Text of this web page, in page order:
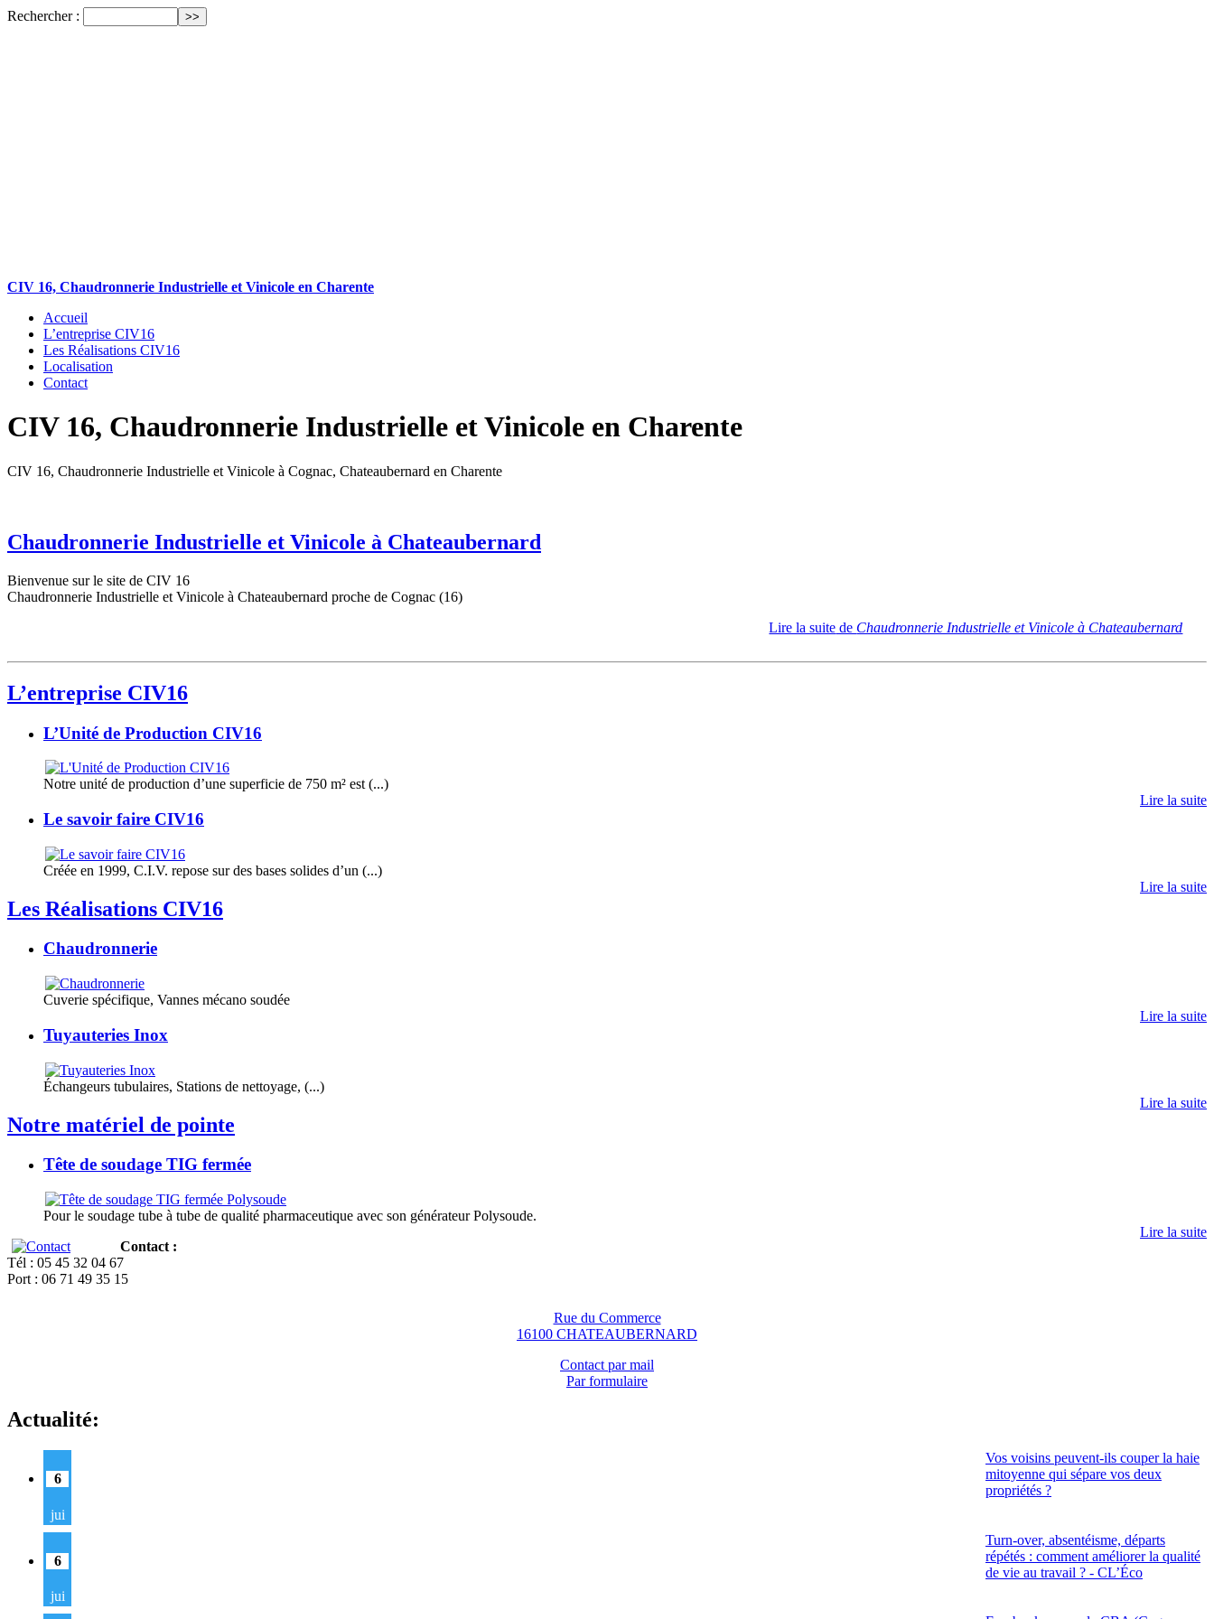
Rechercher :
CIV 16, Chaudronnerie Industrielle et Vinicole en Charente
Accueil
L’entreprise CIV16
Les Réalisations CIV16
Localisation
Contact
CIV 16, Chaudronnerie Industrielle et Vinicole en Charente
CIV 16, Chaudronnerie Industrielle et Vinicole à Cognac, Chateaubernard en Charente
Chaudronnerie Industrielle et Vinicole à Chateaubernard
Bienvenue sur le site de CIV 16
Chaudronnerie Industrielle et Vinicole à Chateaubernard proche de Cognac (16)
Lire la suite de Chaudronnerie Industrielle et Vinicole à Chateaubernard
L’entreprise CIV16
L’Unité de Production CIV16
Notre unité de production d’une superficie de 750 m² est (...)
Lire la suite
Le savoir faire CIV16
Créée en 1999, C.I.V. repose sur des bases solides d’un (...)
Lire la suite
Les Réalisations CIV16
Chaudronnerie
Cuverie spécifique, Vannes mécano soudée
Lire la suite
Tuyauteries Inox
Échangeurs tubulaires, Stations de nettoyage, (...)
Lire la suite
Notre matériel de pointe
Tête de soudage TIG fermée
Pour le soudage tube à tube de qualité pharmaceutique avec son générateur Polysoude.
Lire la suite
Contact :
Tél : 05 45 32 04 67
Port : 06 71 49 35 15
Rue du Commerce
16100 CHATEAUBERNARD
Contact par mail
Par formulaire
Actualité:
Vos voisins peuvent-ils couper la haie
mitoyenne qui sépare vos deux
propriétés ?
6
jui
Turn-over, absentéisme, départs
répétés : comment améliorer la qualité
de vie au travail ? - CL’Éco
6
jui